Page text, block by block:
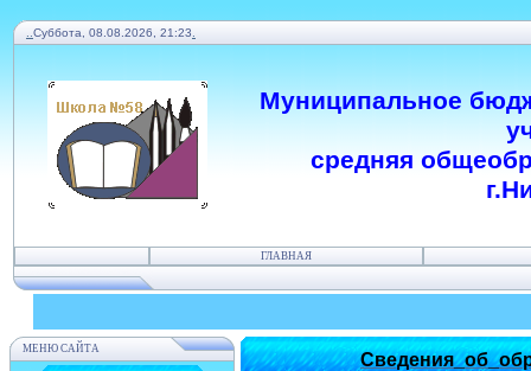
Суббота, 08.08.2026, 21:23
Муниципальное
средняя
ГЛАВНАЯ
МЕНЮ САЙТА